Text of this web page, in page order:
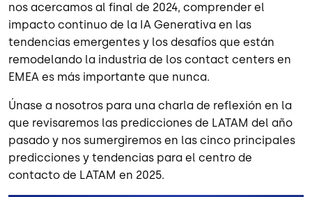
nos acercamos al final de 2024, comprender el
impacto continuo de la IA Generativa en las
tendencias emergentes y los desafíos que están
remodelando la industria de los contact centers en
EMEA es más importante que nunca.
Únase a nosotros para una charla de reflexión en la
que revisaremos las predicciones de LATAM del año
pasado y nos sumergiremos en las cinco principales
predicciones y tendencias para el centro de
contacto de LATAM en 2025.